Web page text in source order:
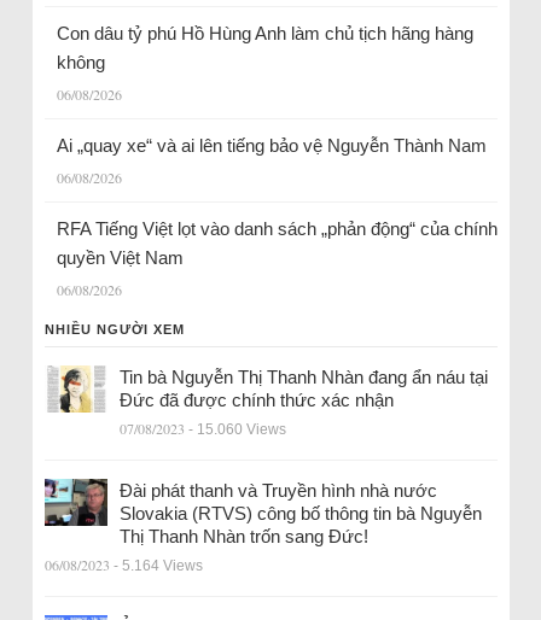
Con dâu tỷ phú Hồ Hùng Anh làm chủ tịch hãng hàng
không
06/08/2026
Ai „quay xe“ và ai lên tiếng bảo vệ Nguyễn Thành Nam
06/08/2026
RFA Tiếng Việt lọt vào danh sách „phản động“ của chính
quyền Việt Nam
06/08/2026
NHIỀU NGƯỜI XEM
Tin bà Nguyễn Thị Thanh Nhàn đang ẩn náu tại
Đức đã được chính thức xác nhận
07/08/2023 - 15.060 Views
Đài phát thanh và Truyền hình nhà nước
Slovakia (RTVS) công bố thông tin bà Nguyễn
Thị Thanh Nhàn trốn sang Đức!
06/08/2023 - 5.164 Views